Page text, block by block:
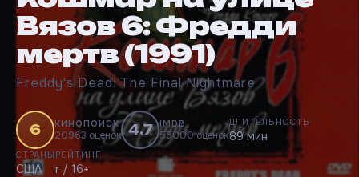
Вязов 6: Фредди
мертв (1991)
Freddy's Dead: The Final Nightmare
6 КИНОПОИСК
20963 оценок 4.7 IMDB
55000 оценок
ДЛИТЕЛЬНОСТЬ
89 мин
СТРАНЫ
США
РЕЙТИНГ
r / 16+